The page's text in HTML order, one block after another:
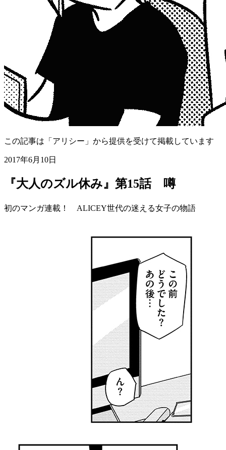
この記事は「アリシー」から提供を受けて掲載しています
2017年6月10日
『大人のズル休み』第15話 噂
初のマンガ連載！ ALICEY世代の迷える女子の物語